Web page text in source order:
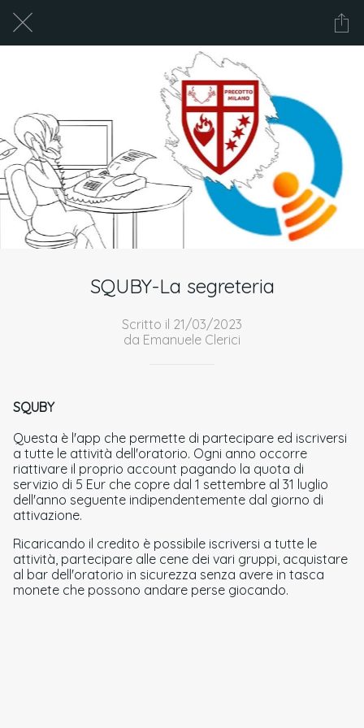
SQUBY-La segreteria
Scritto il 21/03/2023
da Emanuele Clerici
SQUBY
Questa è l'app che permette di partecipare ed iscriversi
a tutte le attività dell'oratorio. Ogni anno occorre
riattivare il proprio account pagando la quota di
servizio di 5 Eur che copre dal 1 settembre al 31 luglio
dell'anno seguente indipendentemente dal giorno di
attivazione.
Ricaricando il credito è possibile iscriversi a tutte le
attività, partecipare alle cene dei vari gruppi, acquistare
al bar dell'oratorio in sicurezza senza avere in tasca
monete che possono andare perse giocando.